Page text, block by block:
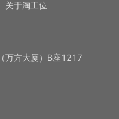
关于淘工位
万方大厦）B座1217